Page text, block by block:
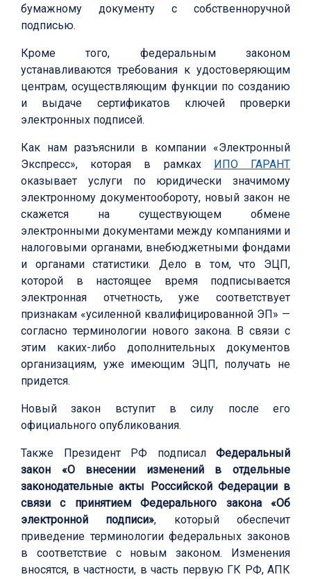
бумажному документу с собственноручной
подписью.
Кроме того, федеральным законом
устанавливаются требования к удостоверяющим
центрам, осуществляющим функции по созданию
и выдаче сертификатов ключей проверки
электронных подписей.
Как нам разъяснили в компании «Электронный
Экспресс», которая в рамках
ИПО ГАРАНТ
оказывает услуги по юридически значимому
электронному документообороту, новый закон не
скажется на существующем обмене
электронными документами между компаниями и
налоговыми органами, внебюджетными фондами
и органами статистики. Дело в том, что ЭЦП,
которой в настоящее время подписывается
электронная отчетность, уже соответствует
признакам «усиленной квалифицированной ЭП» —
согласно терминологии нового закона. В связи с
этим каких-либо дополнительных документов
организациям, уже имеющим ЭЦП, получать не
придется.
Новый закон вступит в силу после его
официального опубликования.
Также Президент РФ подписал Федеральный
закон «О внесении изменений в отдельные
законодательные акты Российской Федерации в
связи с принятием Федерального закона «Об
электронной подписи», который обеспечит
приведение терминологии федеральных законов
в соответствие с новым законом. Изменения
вносятся, в частности, в часть первую ГК РФ, АПК